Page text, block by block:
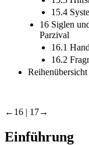
15.4
16 Siglen
Parzival
16.1
16.2
Reihenübersicht
←16 | 17→
Einführung